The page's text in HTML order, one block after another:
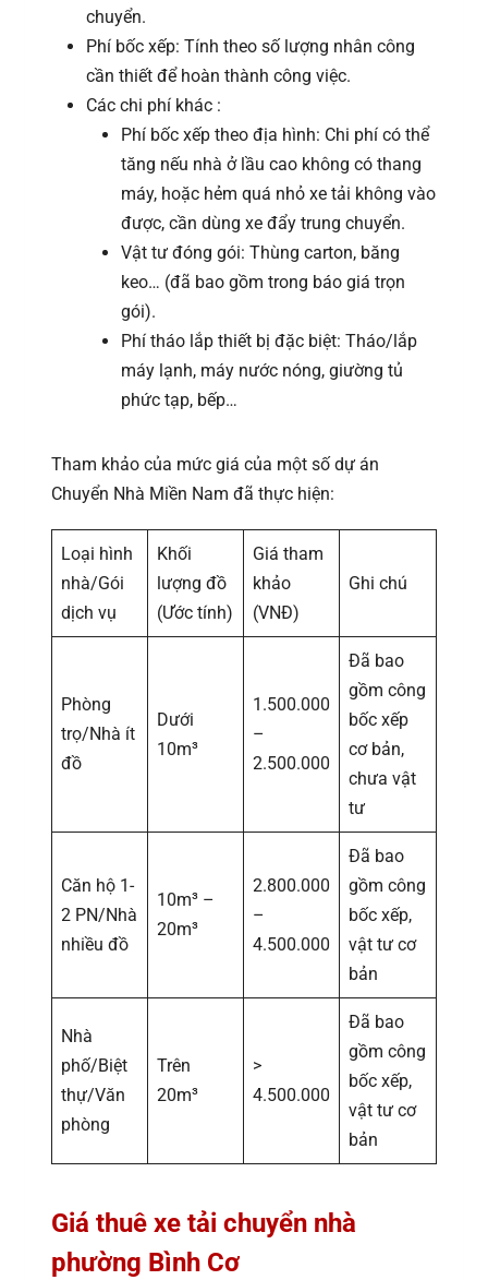
chuyển.
Phí bốc xếp: Tính theo số lượng nhân công
cần thiết để hoàn thành công việc.
Các chi phí khác :
Phí bốc xếp theo địa hình: Chi phí có thể
tăng nếu nhà ở lầu cao không có thang
máy, hoặc hẻm quá nhỏ xe tải không vào
được, cần dùng xe đẩy trung chuyển.
Vật tư đóng gói: Thùng carton, băng
keo… (đã bao gồm trong báo giá trọn
gói).
Phí tháo lắp thiết bị đặc biệt: Tháo/lắp
máy lạnh, máy nước nóng, giường tủ
phức tạp, bếp…
Tham khảo của mức giá của một số dự án
Chuyển Nhà Miền Nam đã thực hiện:
Loại hình
nhà/Gói
dịch vụ
Khối
lượng đồ
(Ước tính)
Giá tham
khảo
(VNĐ)
Ghi chú
Phòng
trọ/Nhà ít
đồ
Dưới
10m³
1.500.000
–
2.500.000
Đã bao
gồm công
bốc xếp
cơ bản,
chưa vật
tư
Căn hộ 1-
2 PN/Nhà
nhiều đồ
10m³ –
20m³
2.800.000
–
4.500.000
Đã bao
gồm công
bốc xếp,
vật tư cơ
bản
Nhà
phố/Biệt
thự/Văn
phòng
Trên
20m³
>
4.500.000
Đã bao
gồm công
bốc xếp,
vật tư cơ
bản
Giá thuê xe tải chuyển nhà
phường Bình Cơ